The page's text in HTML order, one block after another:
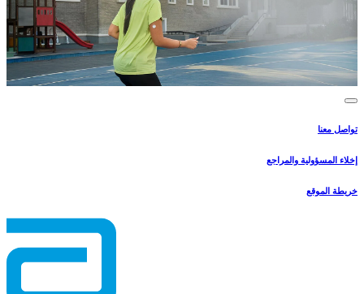
تواصل معنا
إخلاء المسؤولية والمراجع
خريطة الموقع